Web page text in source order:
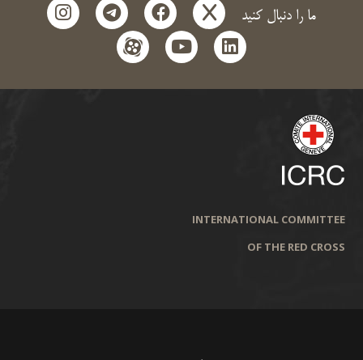
ما را دنبال کنید x
facebook
telegram
instagram
linkedin
youtube
aparat
INTERNATIONAL COMMITTEE
OF THE RED CROSS